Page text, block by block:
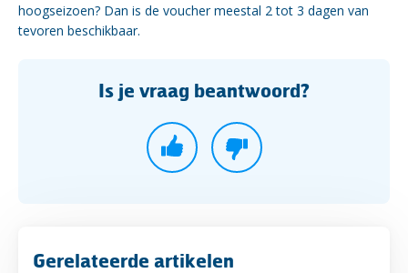
hoogseizoen? Dan is de voucher meestal 2 tot 3 dagen van
tevoren beschikbaar.
Is je vraag beantwoord?
Gerelateerde artikelen